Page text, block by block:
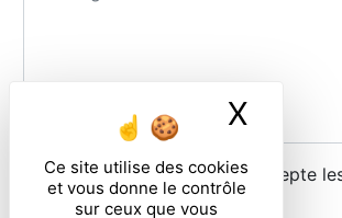
Ce site utilise des cookies
et vous donne le contrôle
sur ceux que vous
X
En cochant cette case, j'accepte
particulières ci-dessous **